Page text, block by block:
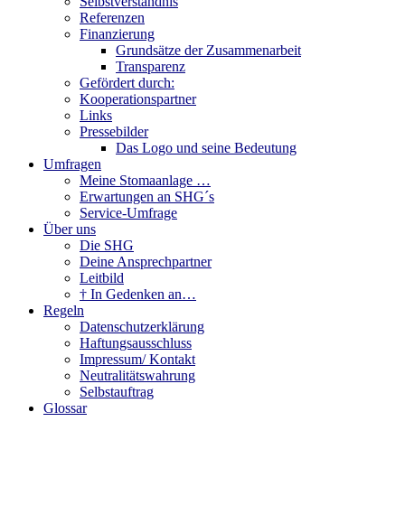
Referenzen
Finanzierung
Grundsätze der Zusammenarbeit
Transparenz
Gefördert durch:
Kooperationspartner
Links
Pressebilder
Das Logo und seine Bedeutung
Umfragen
Meine Stomaanlage …
Erwartungen an SHG´s
Service-Umfrage
Über uns
Die SHG
Deine Ansprechpartner
Leitbild
† In Gedenken an…
Regeln
Datenschutzerklärung
Haftungsausschluss
Impressum/ Kontakt
Neutralitätswahrung
Selbstauftrag
Glossar